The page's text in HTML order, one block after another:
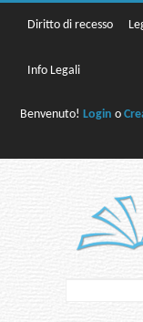
Diritto di recesso
Info Legali
Benvenuto!Login o